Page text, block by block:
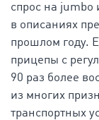
спрос на jumbo
в описаниях
прошлом году.
прицепы с
90 раз более
из многих
транспортных